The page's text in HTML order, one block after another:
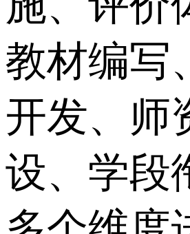
教材编写
开发、师
设、学段